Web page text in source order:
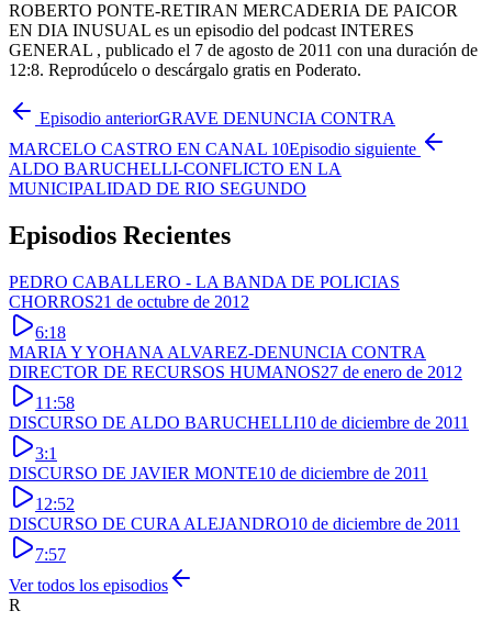
ROBERTO PONTE-RETIRAN MERCADERIA DE PAICOR
EN DIA INUSUAL es un episodio del podcast INTERES
GENERAL , publicado el 7 de agosto de 2011 con una duración de
12:8. Reprodúcelo o descárgalo gratis en Poderato.
Episodio anteriorGRAVE DENUNCIA CONTRA
MARCELO CASTRO EN CANAL 10Episodio siguiente
ALDO BARUCHELLI-CONFLICTO EN LA
MUNICIPALIDAD DE RIO SEGUNDO
Episodios Recientes
PEDRO CABALLERO - LA BANDA DE POLICIAS
CHORROS21 de octubre de 2012
6:18
MARIA Y YOHANA ALVAREZ-DENUNCIA CONTRA
DIRECTOR DE RECURSOS HUMANOS27 de enero de 2012
11:58
DISCURSO DE ALDO BARUCHELLI10 de diciembre de 2011
3:1
DISCURSO DE JAVIER MONTE10 de diciembre de 2011
12:52
DISCURSO DE CURA ALEJANDRO10 de diciembre de 2011
7:57
Ver todos los episodios
R